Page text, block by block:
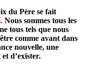
du Père se fait
Nous sommes tous les
tous tels que nous
comme avant dans
nouvelle, une
d’exister.